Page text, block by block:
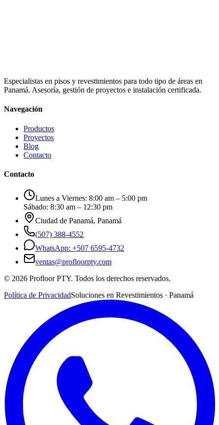
Especialistas en pisos y revestimientos para todo tipo de áreas en
Panamá. Asesoría, gestión de proyectos e instalación certificada.
Navegación
Productos
Proyectos
Blog
Contacto
Contacto
Lunes a Viernes: 8:00 am – 5:00 pm
Sábado: 8:30 am – 12:30 pm
Ciudad de Panamá, Panamá
(507) 388-4552
WhatsApp: +507 6595-4732
ventas@profloorpty.com
© 2026 Profloor PTY. Todos los derechos reservados.
Política de PrivacidadSoluciones en Revestimientos · Panamá